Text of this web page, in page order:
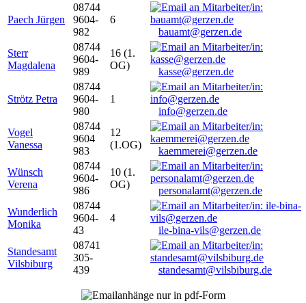
Paech Jürgen
08744
9604-
982
6
bauamt@gerzen.de
Sterr
Magdalena
08744
9604-
989
16 (1.
OG)
kasse@gerzen.de
Strötz Petra
08744
9604-
980
1
info@gerzen.de
Vogel
Vanessa
08744
9604
983
12
(1.OG)
kaemmerei@gerzen.de
Wünsch
Verena
08744
9604-
986
10 (1.
OG)
personalamt@gerzen.de
Wunderlich
Monika
08744
9604-
43
4
ile-bina-vils@gerzen.de
Standesamt
Vilsbiburg
08741
305-
439
standesamt@vilsbiburg.de